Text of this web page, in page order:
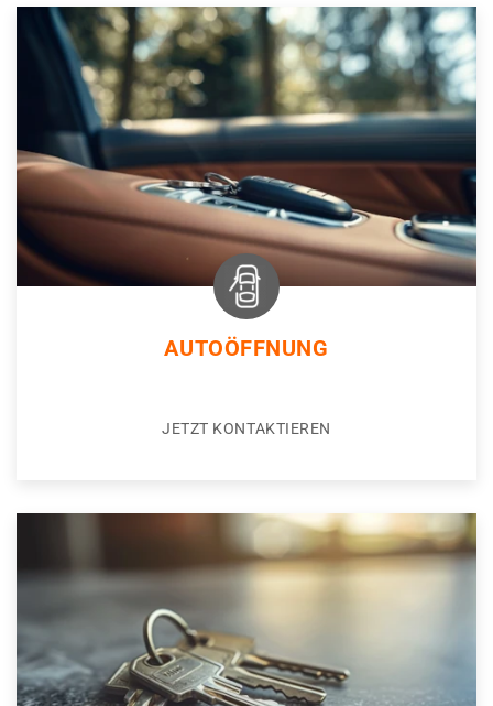
AUTOÖFFNUNG
JETZT KONTAKTIEREN